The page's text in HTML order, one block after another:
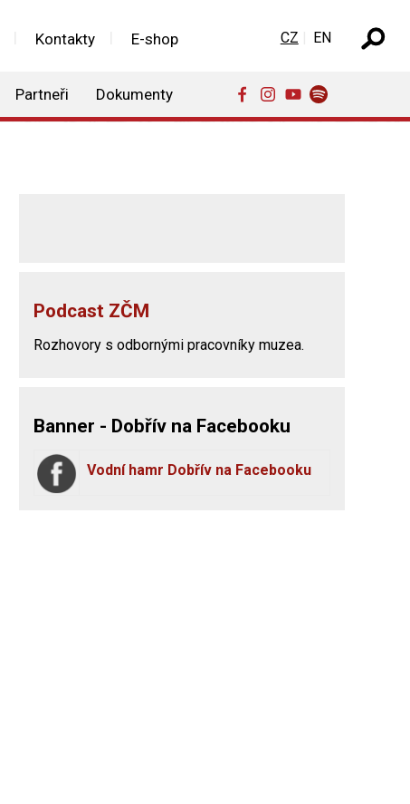
Kontakty E-shop
Partneři Dokumenty
Zvolte jazyk
CZ EN
Podcast ZČM
Rozhovory s odbornými pracovníky muzea.
Banner - Dobřív na Facebooku
Vodní hamr Dobřív na Facebooku